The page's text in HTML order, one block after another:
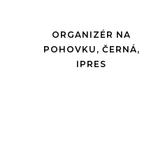
ORGANIZÉR NA
POHOVKU, ČERNÁ,
IPRES